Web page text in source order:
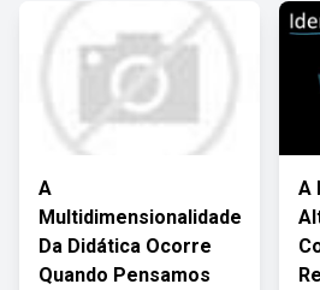
A
Multidimensionalidade
Da Didática Ocorre
Quando Pensamos
A